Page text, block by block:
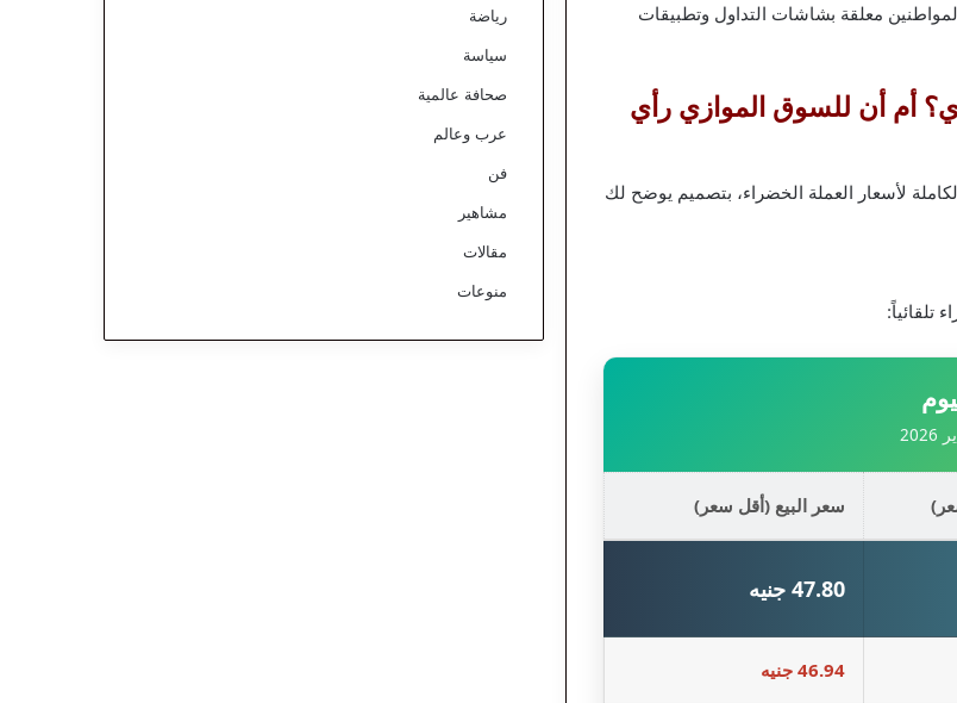
معلقة بشاشات التداول وتطبيقات
أم أن للسوق الموازي رأي
لأسعار العملة الخضراء، بتصميم يوضح لك
سعر البيع (أقل سعر)
47.80 جنيه
46.94 جنيه
رياضة
سياسة
صحافة عالمية
عرب وعالم
فن
مشاهير
مقالات
منوعات